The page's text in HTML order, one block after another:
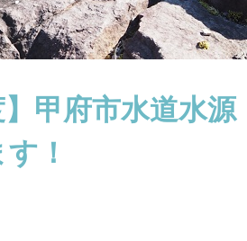
】甲府市水道水
！